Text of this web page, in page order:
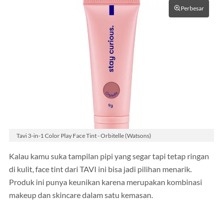
Perbesar
Tavi 3-in-1 Color Play Face Tint - Orbitelle (Watsons)
Kalau kamu suka tampilan pipi yang segar tapi tetap ringan
di kulit, face tint dari TAVI ini bisa jadi pilihan menarik.
Produk ini punya keunikan karena merupakan kombinasi
makeup dan skincare dalam satu kemasan.